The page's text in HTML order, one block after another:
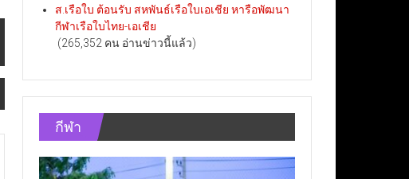
ส.เรือใบ ต้อนรับ สหพันธ์เรือใบเอเชีย หารือพัฒนา
กีฬาเรือใบไทย-เอเชีย
(265,352 คน อ่านข่าวนี้แล้ว)
กีฬา